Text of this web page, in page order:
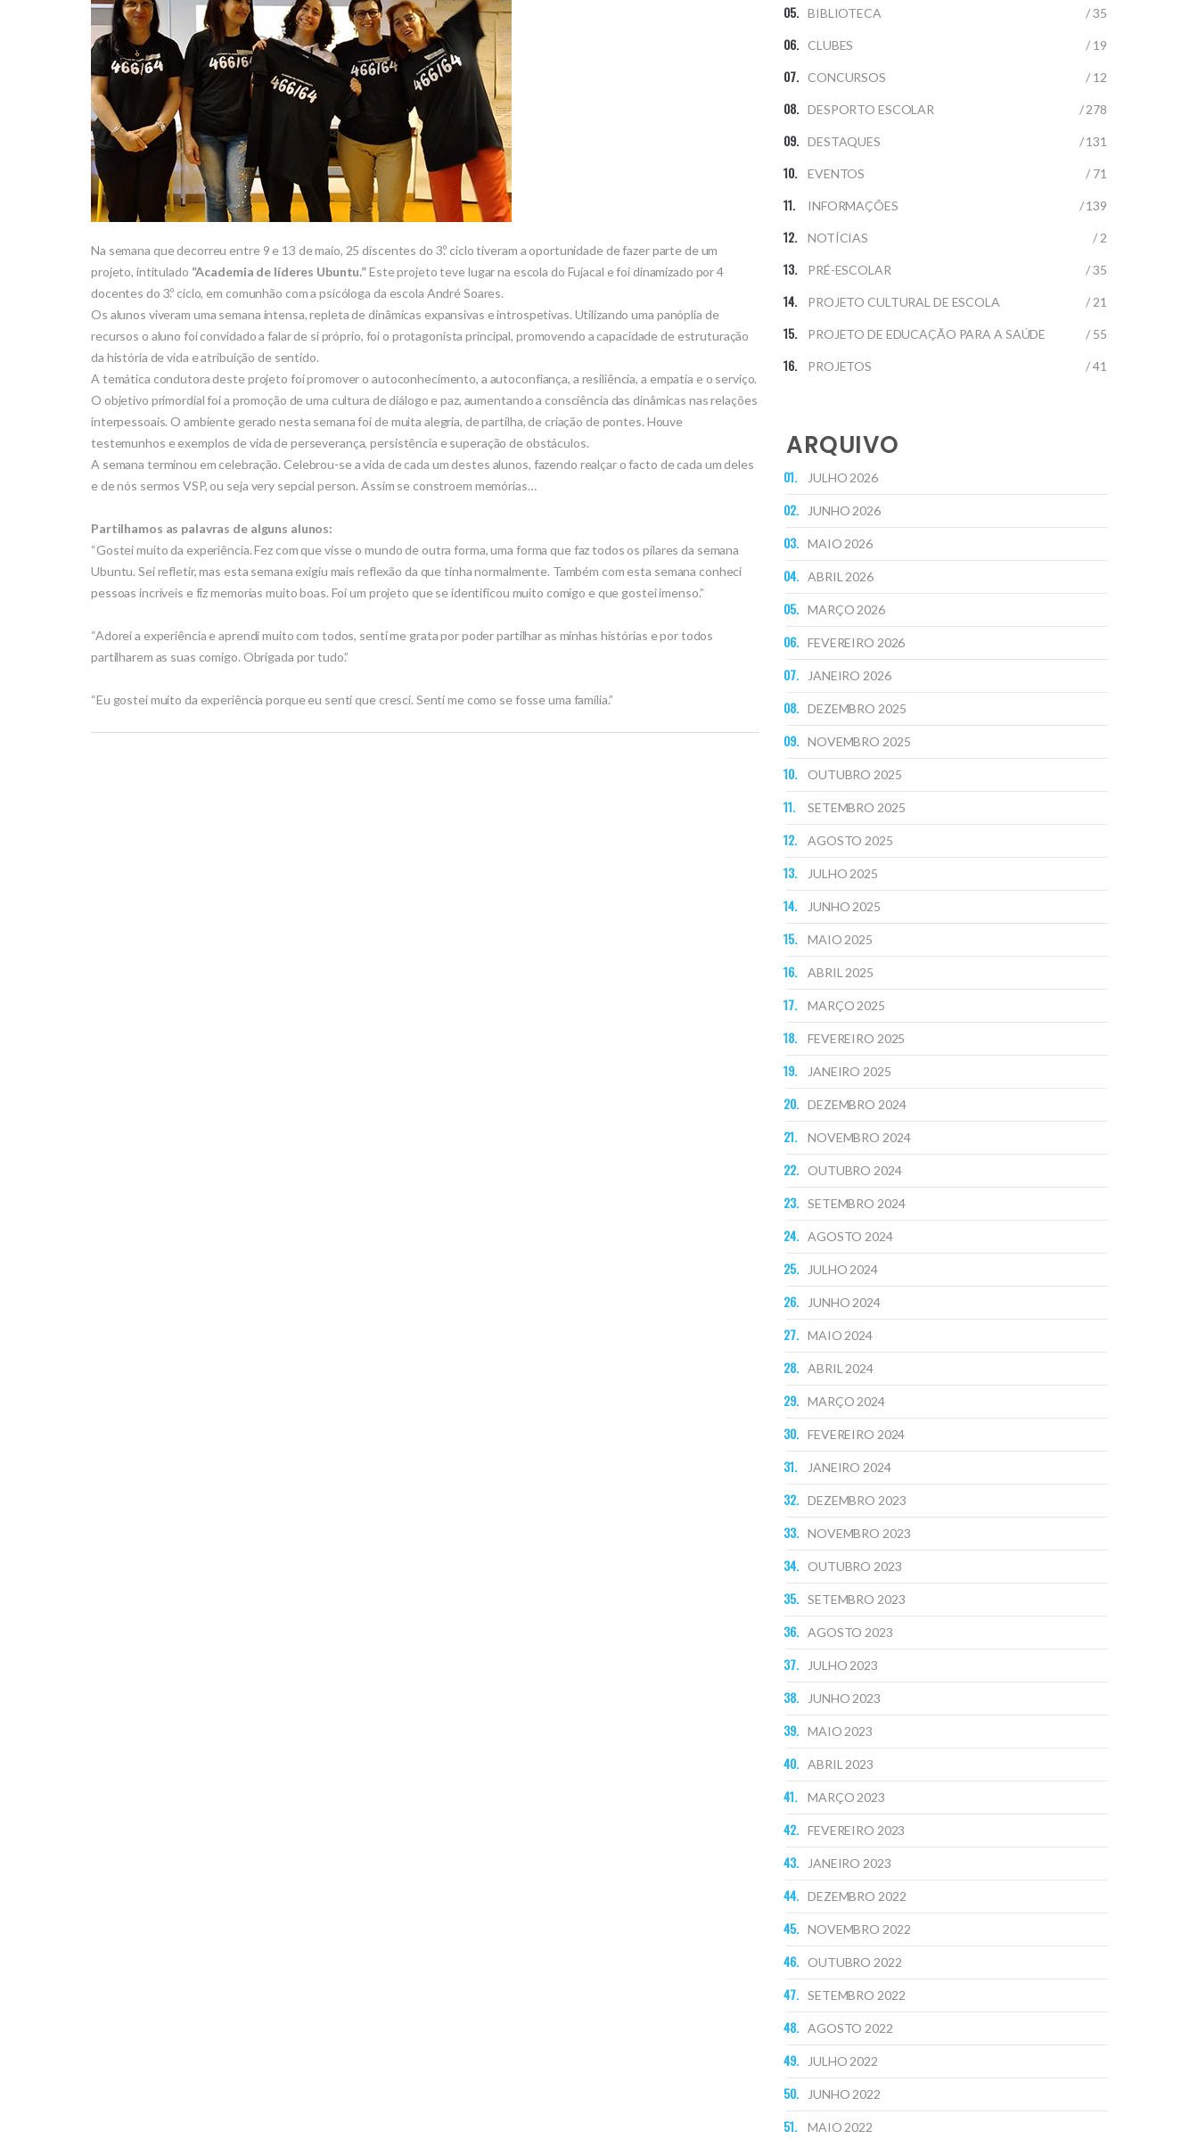
Na semana que decorreu entre 9 e 13 de maio, 25 discentes do 3.º ciclo tiveram a oportunidade de fazer parte de um
projeto, intitulado “Academia de líderes Ubuntu.”Este projeto teve lugar na escola do Fujacal e foi dinamizado por 4
docentes do 3.º ciclo, em comunhão com a psicóloga da escola André Soares.
Os alunos viveram uma semana intensa, repleta de dinâmicas expansivas e introspetivas. Utilizando uma panóplia de
recursos o aluno foi convidado a falar de si próprio, foi o protagonista principal, promovendo a capacidade de estruturação
da história de vida e atribuição de sentido.
A temática condutora deste projeto foi promover o autoconhecimento, a autoconfiança, a resiliência, a empatia e o serviço.
O objetivo primordial foi a promoção de uma cultura de diálogo e paz, aumentando a consciência das dinâmicas nas relações
interpessoais. O ambiente gerado nesta semana foi de muita alegria, de partilha, de criação de pontes. Houve
testemunhos e exemplos de vida de perseverança, persistência e superação de obstáculos.
A semana terminou em celebração. Celebrou-se a vida de cada um destes alunos, fazendo realçar o facto de cada um deles
e de nós sermos VSP, ou seja very sepcial person. Assim se constroem memórias…
Partilhamos as palavras de alguns alunos:
“Gostei muito da experiência. Fez com que visse o mundo de outra forma, uma forma que faz todos os pilares da semana
Ubuntu. Sei refletir, mas esta semana exigiu mais reflexão da que tinha normalmente. Também com esta semana conheci
pessoas incríveis e fiz memorias muito boas. Foi um projeto que se identificou muito comigo e que gostei imenso.”
“Adorei a experiência e aprendi muito com todos, senti me grata por poder partilhar as minhas histórias e por todos
partilharem as suas comigo. Obrigada por tudo.”
“Eu gostei muito da experiência porque eu senti que cresci. Senti me como se fosse uma família.”
BIBLIOTECA / 35
CLUBES / 19
CONCURSOS / 12
DESPORTO ESCOLAR / 278
DESTAQUES / 131
EVENTOS / 71
INFORMAÇÕES / 139
NOTÍCIAS / 2
PRÉ-ESCOLAR / 35
PROJETO CULTURAL DE ESCOLA / 21
PROJETO DE EDUCAÇÃO PARA A SAÚDE / 55
PROJETOS / 41
ARQUIVO
JULHO 2026
JUNHO 2026
MAIO 2026
ABRIL 2026
MARÇO 2026
FEVEREIRO 2026
JANEIRO 2026
DEZEMBRO 2025
NOVEMBRO 2025
OUTUBRO 2025
SETEMBRO 2025
AGOSTO 2025
JULHO 2025
JUNHO 2025
MAIO 2025
ABRIL 2025
MARÇO 2025
FEVEREIRO 2025
JANEIRO 2025
DEZEMBRO 2024
NOVEMBRO 2024
OUTUBRO 2024
SETEMBRO 2024
AGOSTO 2024
JULHO 2024
JUNHO 2024
MAIO 2024
ABRIL 2024
MARÇO 2024
FEVEREIRO 2024
JANEIRO 2024
DEZEMBRO 2023
NOVEMBRO 2023
OUTUBRO 2023
SETEMBRO 2023
AGOSTO 2023
JULHO 2023
JUNHO 2023
MAIO 2023
ABRIL 2023
MARÇO 2023
FEVEREIRO 2023
JANEIRO 2023
DEZEMBRO 2022
NOVEMBRO 2022
OUTUBRO 2022
SETEMBRO 2022
AGOSTO 2022
JULHO 2022
JUNHO 2022
MAIO 2022